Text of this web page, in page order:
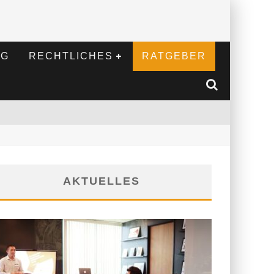
RECHTLICHES RATGEBER
AKTUELLES